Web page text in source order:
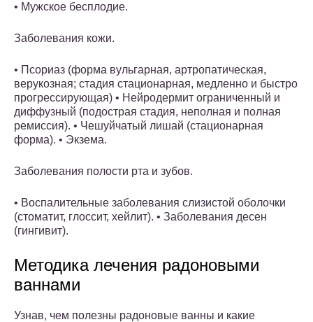
• Мужское бесплодие.
Заболевания кожи.
• Псориаз (форма вульгарная, артропатическая,
верукозная; стадия стационарная, медленно и быстро
прогрессирующая) • Нейродермит ограниченный и
диффузный (подострая стадия, неполная и полная
ремиссия). • Чешуйчатый лишай (стационарная
форма). • Экзема.
Заболевания полости рта и зубов.
• Воспалительные заболевания слизистой оболочки
(стоматит, глоссит, хейлит). • Заболевания десен
(гингивит).
Методика лечения радоновыми
ваннами
Узнав, чем полезны радоновые ванны и какие